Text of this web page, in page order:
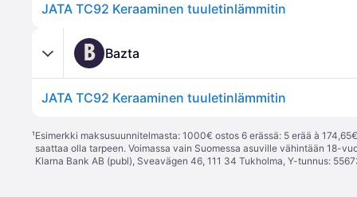
JATA TC92 Keraaminen tuuletinlämmitin
B Bazta
JATA TC92 Keraaminen tuuletinlämmitin
¹Esimerkki maksusuunnitelmasta: 1000€ ostos 6 erässä: 5 erää à
saattaa olla tarpeen. Voimassa vain Suomessa asuville vähintään 18-
Klarna Bank AB (publ), Sveavägen 46, 111 34 Tukholma, Y-tunnus: